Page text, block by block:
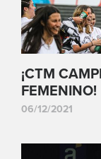
¡CTM
FEMENINO!
06/12/2021